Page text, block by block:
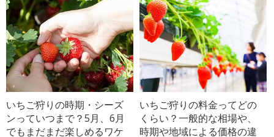
いちご狩りの時期・シーズ
ンっていつまで？5月、6月
でもまだまだ楽しめるワケ
いちご狩りの料金ってどの
くらい？一般的な相場や、
時期や地域による価格の違